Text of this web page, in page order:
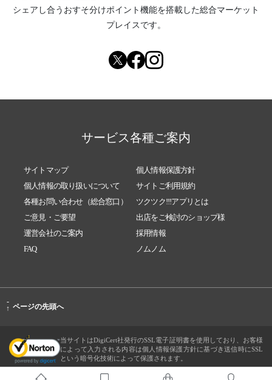
シェアし合う おすそ分けポイント機能を搭載した総合マーケット
プレイスです。
サービス各種ご案内
サイトマップ
個人情報保護方針
個人情報の取り扱いについて
サイトご利用規約
各種お問い合わせ（総合窓口）
ツクツク!!!アプリとは
ご意見・ご要望
出店をご検討のショップ様
運営会社のご案内
採用情報
FAQ
ノムノム
-
↑ ページの先頭へ
当サイトはDigiCert社発行のSSL電子証明書を使用しており、お客様
によって入力される内容は個人情報保護方針に基づき送信時にSSL
という暗号化技術によって保護されます。